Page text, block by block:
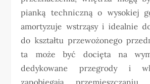
pianką techniczną o wysokiej
amortyzuje wstrząsy i idealnie
do kształtu przewożonego
ta może być docięta na
dedykowane przegrody i
zapobiegają